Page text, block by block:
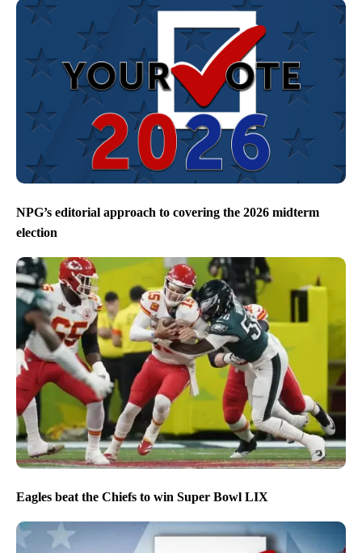
NPG’s editorial approach to covering the 2026 midterm
election
Eagles beat the Chiefs to win Super Bowl LIX